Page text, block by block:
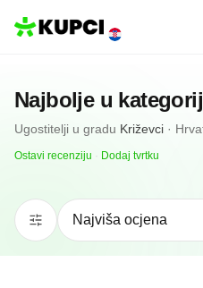
Najbolje u
Ugostitelji u gradu Križevci ·
Ostavi recenziju · Dodaj tvrtku